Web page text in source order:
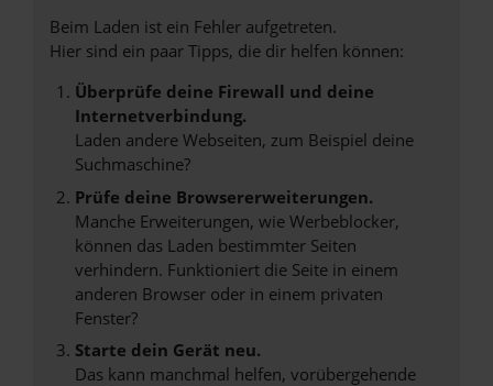
Beim Laden ist ein Fehler aufgetreten.
Hier sind ein paar Tipps, die dir helfen können:
Überprüfe deine Firewall und deine
Internetverbindung.
Laden andere Webseiten, zum Beispiel deine
Suchmaschine?
Prüfe deine Browsererweiterungen.
Manche Erweiterungen, wie Werbeblocker,
können das Laden bestimmter Seiten
verhindern. Funktioniert die Seite in einem
anderen Browser oder in einem privaten
Fenster?
Starte dein Gerät neu.
Das kann manchmal helfen, vorübergehende